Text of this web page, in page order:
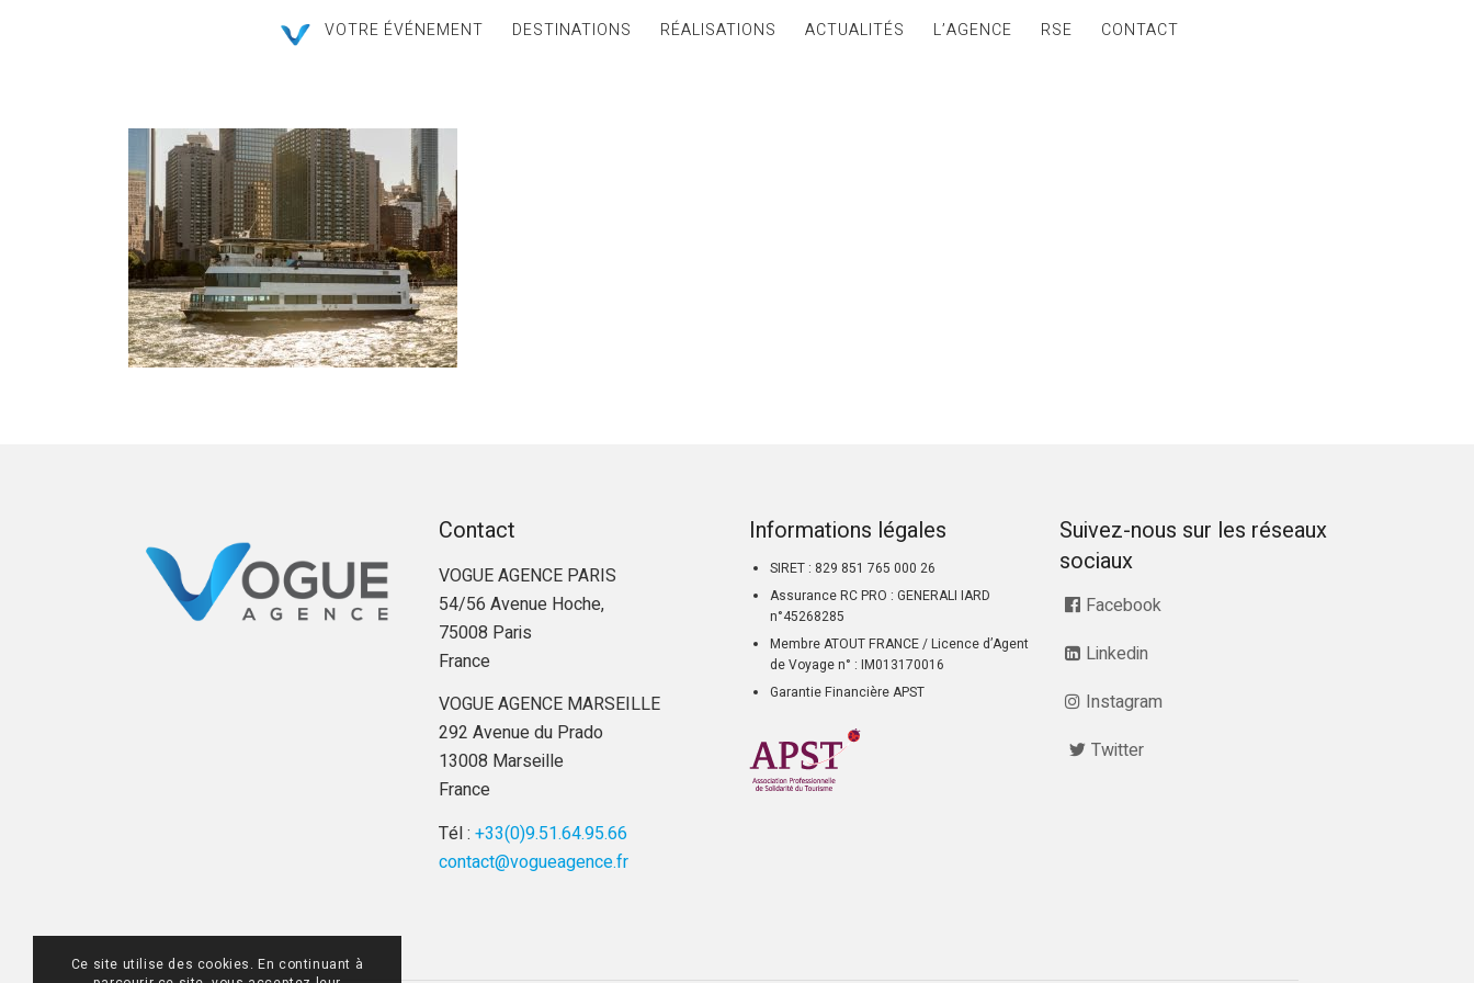
VOTRE ÉVÉNEMENT DESTINATIONS RÉALISATIONS ACTUALITÉS L’AGENCE RSE CONTACT
Contact
VOGUE AGENCE PARIS
54/56 Avenue Hoche,
75008 Paris
France
VOGUE AGENCE MARSEILLE
292 Avenue du Prado
13008 Marseille
France
Tél :+33(0)9.51.64.95.66
contact@vogueagence.fr
Informations légales
SIRET : 829 851 765 000 26
Assurance RC PRO : GENERALI IARD
n°45268285
Membre ATOUT FRANCE / Licence d’Agent
de Voyage n° : IM013170016
Garantie Financière APST
Suivez-nous sur les réseaux
sociaux
Facebook
Linkedin
Instagram
Twitter
Ce site utilise des cookies. En continuant à